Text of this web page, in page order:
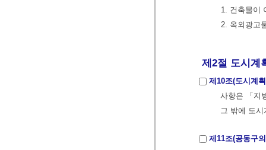
1. 건축물이
2. 옥외광고
제2절 도시계
제10조(도시계
사항은 「지
그 밖에 도
제11조(공동구